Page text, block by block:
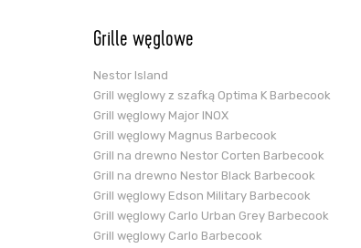
Grille węglowe
Nestor Island
Grill węglowy z szafką Optima K Barbecook
Grill węglowy Major INOX
Grill węglowy Magnus Barbecook
Grill na drewno Nestor Corten Barbecook
Grill na drewno Nestor Black Barbecook
Grill węglowy Edson Military Barbecook
Grill węglowy Carlo Urban Grey Barbecook
Grill węglowy Carlo Barbecook